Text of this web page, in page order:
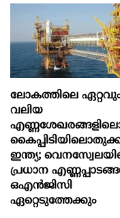
ലോകത്തിലെ
വലിയ
ഇന്ത്യ;
പ്രധാന
ഒഎന്‍ജിസി
ഏറ്റെടുത്തേക്കും